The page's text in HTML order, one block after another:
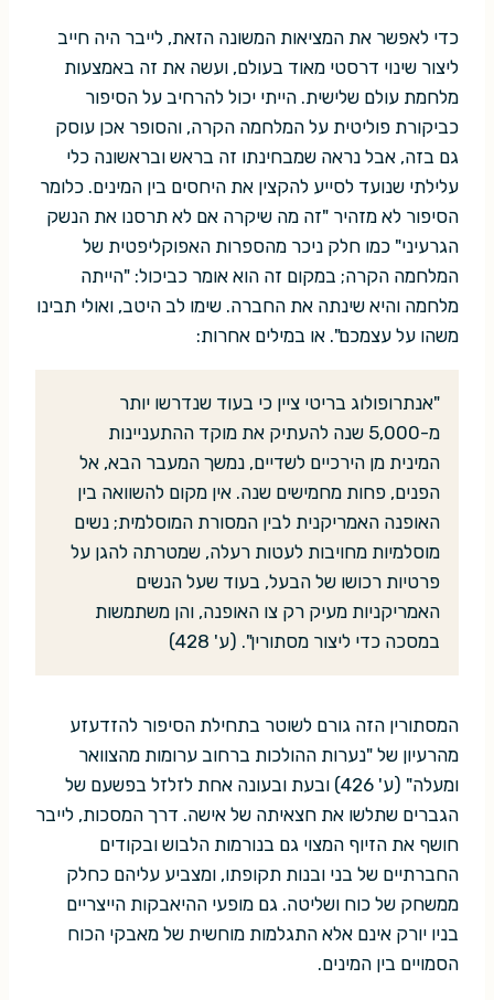
כדי לאפשר את המציאות המשונה הזאת, לייבר היה חייב
ליצור שינוי דרסטי מאוד בעולם, ועשה את זה באמצעות
מלחמת עולם שלישית. הייתי יכול להרחיב על הסיפור
כביקורת פוליטית על המלחמה הקרה, והסופר אכן עוסק
גם בזה, אבל נראה שמבחינתו זה בראש ובראשונה כלי
עלילתי שנועד לסייע להקצין את היחסים בין המינים. כלומר
הסיפור לא מזהיר "זה מה שיקרה אם לא תרסנו את הנשק
הגרעיני" כמו חלק ניכר מהספרות האפוקליפטית של
המלחמה הקרה; במקום זה הוא אומר כביכול: "הייתה
מלחמה והיא שינתה את החברה. שימו לב היטב, ואולי תבינו
משהו על עצמכם". או במילים אחרות:
"אנתרופולוג בריטי ציין כי בעוד שנדרשו יותר
מ-5,000 שנה להעתיק את מוקד ההתעניינות
המינית מן הירכיים לשדיים, נמשך המעבר הבא, אל
הפנים, פחות מחמישים שנה. אין מקום להשוואה בין
האופנה האמריקנית לבין המסורת המוסלמית; נשים
מוסלמיות מחויבות לעטות רעלה, שמטרתה להגן על
פרטיות רכושו של הבעל, בעוד שעל הנשים
האמריקניות מעיק רק צו האופנה, והן משתמשות
במסכה כדי ליצור מסתורין". (ע' 428)
המסתורין הזה גורם לשוטר בתחילת הסיפור להזדעזע
מהרעיון של "נערות ההולכות ברחוב ערומות מהצוואר
ומעלה" (ע' 426) ובעת ובעונה אחת לזלזל בפשעם של
הגברים שתלשו את חצאיתה של אישה. דרך המסכות, לייבר
חושף את הזיוף המצוי גם בנורמות הלבוש ובקודים
החברתיים של בני ובנות תקופתו, ומצביע עליהם כחלק
ממשחק של כוח ושליטה. גם מופעי ההיאבקות הייצריים
בניו יורק אינם אלא התגלמות מוחשית של מאבקי הכוח
הסמויים בין המינים.